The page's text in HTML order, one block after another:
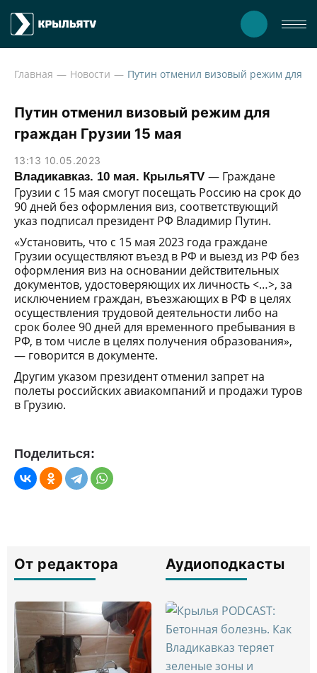
Главная Новости
Путин отменил визовый режим для
граждан Грузии 15 мая
13:13 10.05.2023
Владикавказ. 10 мая. КрыльяTV — Граждане
Грузии с 15 мая смогут посещать Россию на срок до
90 дней без оформления виз, соответствующий
указ подписал президент РФ Владимир Путин.
«Установить, что с 15 мая 2023 года граждане
Грузии осуществляют въезд в РФ и выезд из РФ без
оформления виз на основании действительных
документов, удостоверяющих их личность <…>, за
исключением граждан, въезжающих в РФ в целях
осуществления трудовой деятельности либо на
срок более 90 дней для временного пребывания в
РФ, в том числе в целях получения образования»,
— говорится в документе.
Другим указом президент отменил запрет на
полеты российских авиакомпаний и продажи туров
в Грузию.
Поделиться:
От редактора Аудиоподкасты